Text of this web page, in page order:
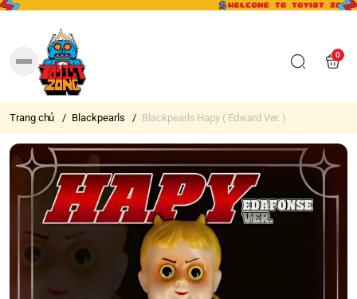
0
Trang chủ / Blackpearls / Blackpearls Hapy ( Edward Ver. )